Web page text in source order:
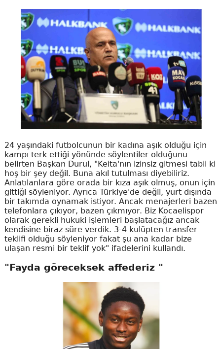
24 yaşındaki futbolcunun bir kadına aşık olduğu için
kampı terk ettiği yönünde söylentiler olduğunu
belirten Başkan Durul, "Keita'nın izinsiz gitmesi tabii ki
hoş bir şey değil. Buna akıl tutulması diyebiliriz.
Anlatılanlara göre orada bir kıza aşık olmuş, onun için
gittiği söyleniyor. Ayrıca Türkiye'de değil, yurt dışında
bir takımda oynamak istiyor. Ancak menajerleri bazen
telefonlara çıkıyor, bazen çıkmıyor. Biz Kocaelispor
olarak gerekli hukuki işlemleri başlatacağız ancak
kendisine biraz süre verdik. 3-4 kulüpten transfer
teklifi olduğu söyleniyor fakat şu ana kadar bize
ulaşan resmi bir teklif yok" ifadelerini kullandı.
"Fayda göreceksek affederiz "